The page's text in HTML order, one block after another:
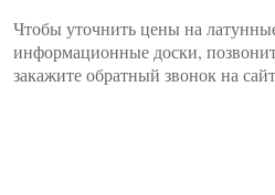
Чтобы уточнить цены на
информационные доски,
закажите обратный звонок на